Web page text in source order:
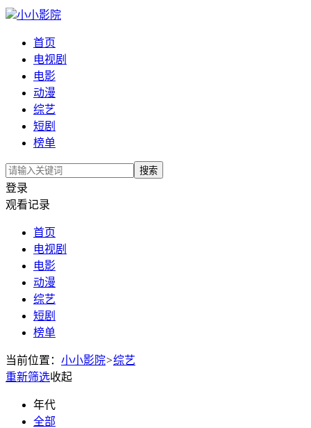
小小影院
首页
电视剧
电影
动漫
综艺
短剧
榜单
搜索
登录
观看记录
首页
电视剧
电影
动漫
综艺
短剧
榜单
当前位置： 小小影院>综艺
重新筛选收起
年代
全部